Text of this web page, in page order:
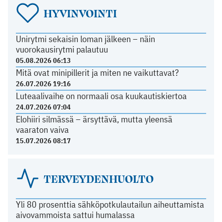
HYVINVOINTI
Unirytmi sekaisin loman jälkeen – näin
vuorokausirytmi palautuu
05.08.2026 06:13
Mitä ovat minipillerit ja miten ne vaikuttavat?
26.07.2026 19:16
Luteaalivaihe on normaali osa kuukautiskiertoa
24.07.2026 07:04
Elohiiri silmässä – ärsyttävä, mutta yleensä
vaaraton vaiva
15.07.2026 08:17
TERVEYDENHUOLTO
Yli 80 prosenttia sähköpotkulautailun aiheuttamista
aivovammoista sattui humalassa